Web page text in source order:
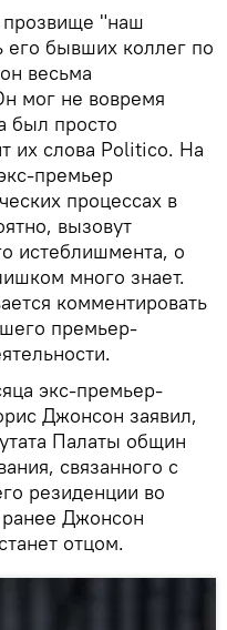
"наш
его бывших коллег по
весьма
мог не вовремя
был просто
их слова Politico. На
премьер
процессах в
вызовут
истеблишмента, о
много знает.
комментировать
премьер-
экс-премьер-
Джонсон заявил,
Палаты общин
связанного с
резиденции во
Джонсон
отцом.